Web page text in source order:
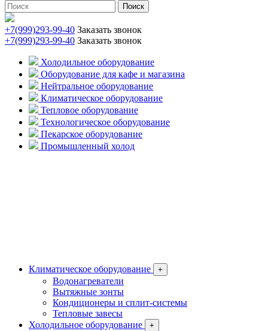
Поиск
+7(999)293-99-40 Заказать звонок
+7(999)293-99-40 Заказать звонок
Холодильное оборудование
Оборудование для кафе и магазина
Нейтральное оборудование
Климатическое оборудование
Тепловое оборудование
Технологическое оборудование
Пекарское оборудование
Промышленный холод
Климатическое оборудование +
Водонагреватели
Вытяжные зонты
Кондиционеры и сплит-системы
Тепловые завесы
Холодильное оборудование
+